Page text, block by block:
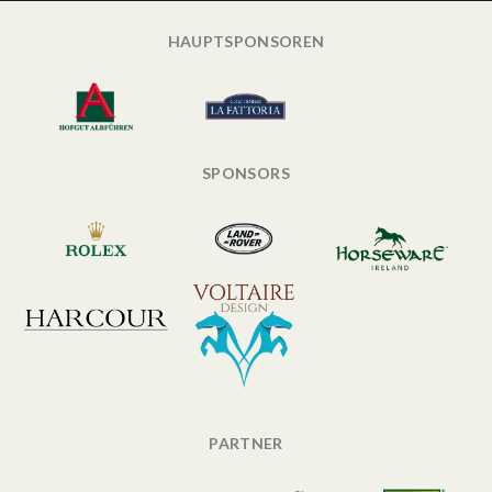
HAUPTSPONSOREN
SPONSORS
PARTNER